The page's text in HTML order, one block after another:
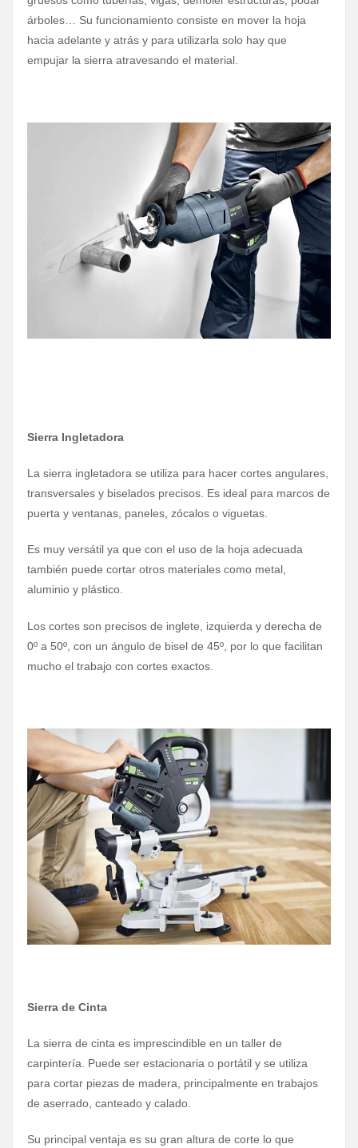
árboles… Su funcionamiento consiste en mover la hoja
hacia adelante y atrás y para utilizarla solo hay que
empujar la sierra atravesando el material.
Sierra Ingletadora
La sierra ingletadora se utiliza para hacer cortes angulares,
transversales y biselados precisos. Es ideal para marcos de
puerta y ventanas, paneles, zócalos o viguetas.
Es muy versátil ya que con el uso de la hoja adecuada
también puede cortar otros materiales como metal,
aluminio y plástico.
Los cortes son precisos de inglete, izquierda y derecha de
0º a 50º, con un ángulo de bisel de 45º, por lo que facilitan
mucho el trabajo con cortes exactos.
Sierra de Cinta
La sierra de cinta es imprescindible en un taller de
carpintería. Puede ser estacionaria o portátil y se utiliza
para cortar piezas de madera, principalmente en trabajos
de aserrado, canteado y calado.
Su principal ventaja es su gran altura de corte lo que